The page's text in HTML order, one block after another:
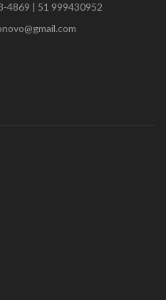
4869 | 51 999430952